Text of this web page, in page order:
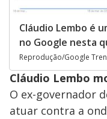
Cláudio Lembo é
no Google nesta
Reprodução/Google
Cláudio Lembo
O ex-governador
atuar contra a